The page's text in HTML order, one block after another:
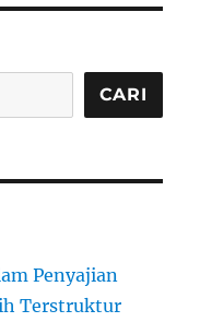
CARI
Penyajian
Terstruktur